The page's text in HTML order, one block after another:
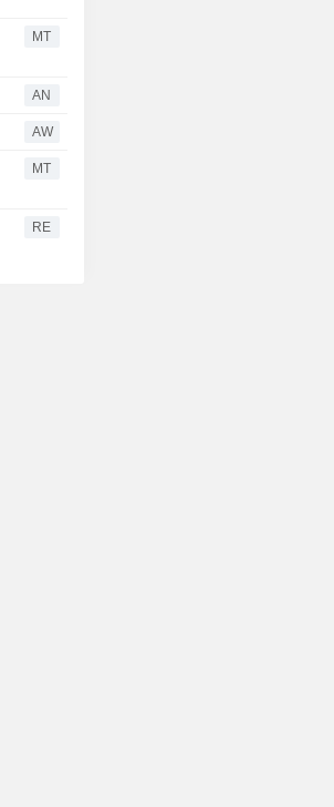
MT
AN
AW
MT
RE